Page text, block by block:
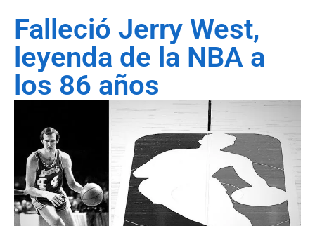
Falleció Jerry West,
leyenda de la NBA a
los 86 años